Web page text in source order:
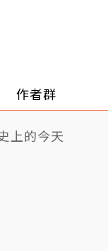
作者群
上的今天